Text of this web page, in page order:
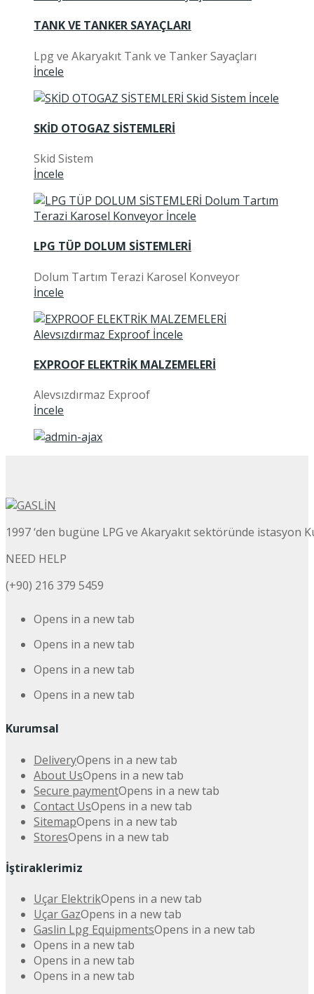
TANK VE TANKER SAYAÇLARI
Lpg ve Akaryakıt Tank ve Tanker Sayaçları
İncele
SKİD OTOGAZ SİSTEMLERİ
Skid Sistem
İncele
LPG TÜP DOLUM SİSTEMLERİ
Dolum Tartım Terazi Karosel Konveyor
İncele
EXPROOF ELEKTRİK MALZEMELERİ
Alevsızdırmaz Exproof
İncele
1997 ‘den bugüne LPG ve Akaryakıt sektöründe istasyon
NEED HELP
(+90) 216 379 5459
Opens in a new tab
Opens in a new tab
Opens in a new tab
Opens in a new tab
Kurumsal
DeliveryOpens in a new tab
About UsOpens in a new tab
Secure paymentOpens in a new tab
Contact UsOpens in a new tab
SitemapOpens in a new tab
StoresOpens in a new tab
İştiraklerimiz
Uçar ElektrikOpens in a new tab
Uçar GazOpens in a new tab
Gaslin Lpg EquipmentsOpens in a new tab
Opens in a new tab
Opens in a new tab
Opens in a new tab